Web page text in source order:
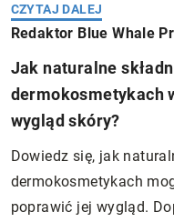
CZYTAJ DALEJ
Redaktor Blue Whale
Jak naturalne
dermokosmetykach
wygląd skóry?
Dowiedz się, jak
dermokosmetykach
poprawić jej wygląd.